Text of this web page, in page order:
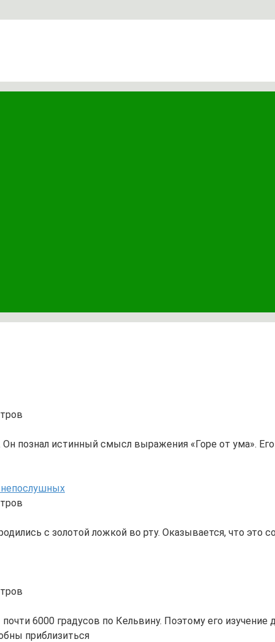
познал истинный смысл выражения «Горе от ума».
непослушных
с золотой ложкой во рту. Оказывается, что это
6000 градусов по Кельвину. Поэтому его изучение
приблизиться